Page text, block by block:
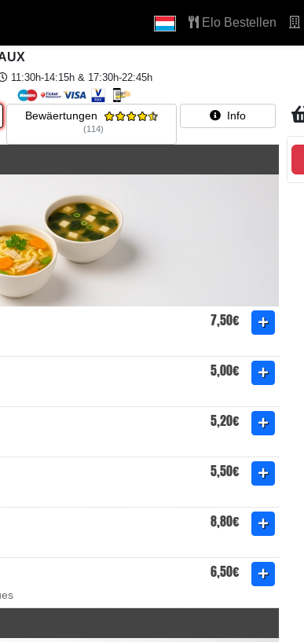
Elo Bestellen
11:30h-14:15h & 17:30h-22:45h
Bewäertungen
(114)
Info
7,50€
5,00€
5,20€
5,50€
8,80€
6,50€